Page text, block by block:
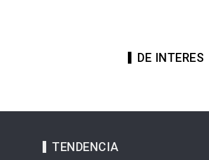
DE INTERES
TENDENCIA